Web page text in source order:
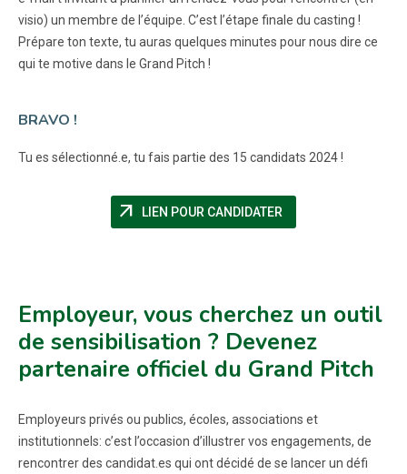
visio) un membre de l’équipe. C’est l’étape finale du casting !
Prépare ton texte, tu auras quelques minutes pour nous dire ce
qui te motive dans le Grand Pitch !
BRAVO !
Tu es sélectionné.e, tu fais partie des 15 candidats 2024 !
arrow_outward LIEN POUR CANDIDATER
Employeur, vous cherchez un outil
de sensibilisation ? Devenez
partenaire officiel du Grand Pitch
Employeurs privés ou publics, écoles, associations et
institutionnels: c’est l’occasion d’illustrer vos engagements, de
rencontrer des candidat.es qui ont décidé de se lancer un défi